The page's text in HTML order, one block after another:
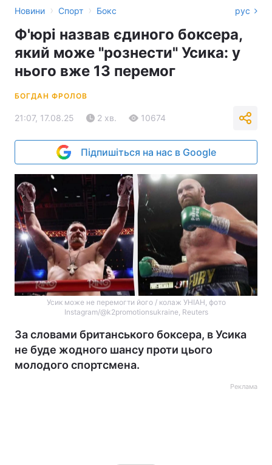
Новини › Спорт › Бокс рус
Ф'юрі назвав єдиного боксера,
який може "рознести" Усика: у
нього вже 13 перемог
БОГДАН ФРОЛОВ
21:07, 17.08.25 2 хв. 10674
Підпишіться на нас в Google
Усик може не перемогти його / колаж УНІАН, фото
Instagram/@k2promotionsukraine, Reuters
За словами британського боксера, в Усика
не буде жодного шансу проти цього
молодого спортсмена.
Реклама